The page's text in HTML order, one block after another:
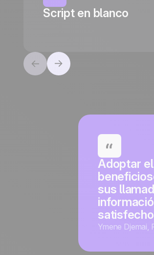
Script en blanco
Adoptar
sus
Ymene Djemai,